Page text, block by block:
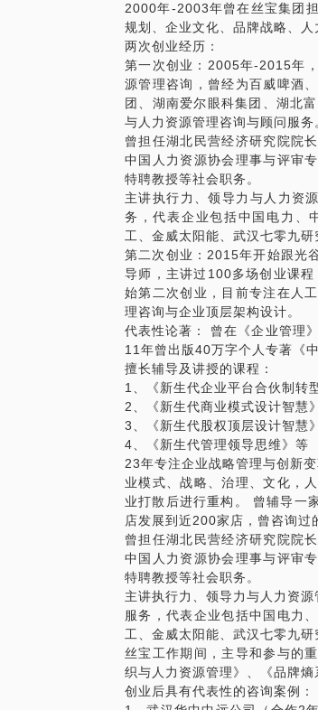
2000年-2003年曾在丝宝集团
规划、企业文化、品牌战略、人
两次创业经历：
第一次创业：2005年-2015年
源管理咨询，曾经为百威啤酒
团、湖南爱尔眼科集团、湖北
与人力资源管理咨询与顾问服务
曾担任湖北民营经济研究院院
中国人力资源协会理事与评审
特聘教授等社会职务。
主讲执行力、领导力与人力资
务，代表企业包括中国电力、
工、金威太阳能、武汉七零九
第二次创业：2015年开始跟光
导师，主讲过100多场创业课
始第二次创业，目前专注在人
理咨询与企业顶层架构设计。
代表性论著： 曾在《企业管理
11年曾出版40万字个人专著《
擅长辅导及讲授的课程：
1、《新生代企业平台合伙制转
2、《新生代商业模式设计智慧》
3、《新生代股权顶层设计智慧》
4、《新生代管理领导思维》等
23年专注企业战略管理与创新
业模式、战略、治理、文化，
业打散后进行重构。 曾辅导一
店发展到近200家店，曾咨询过
曾担任湖北民营经济研究院院
中国人力资源协会理事与评审
特聘教授等社会职务。
主讲执行力、领导力与人力资
服务，代表企业包括中国电力
工、金威太阳能、武汉七零九
丝宝工作期间，主导和参与的
织与人力资源管理》、《品牌
创业后具有代表性的咨询案例：